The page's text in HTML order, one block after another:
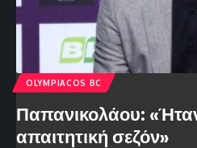
OLYMPIACOS BC
Παπανικολάου:
απαιτητική σεζόν»